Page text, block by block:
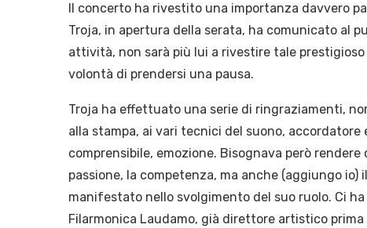
Il concerto ha rivestito una importanza davvero
Troja, in apertura della serata, ha comunicato al
attività, non sarà più lui a rivestire tale
volontà di prendersi una pausa.
Troja ha effettuato una serie di ringraziamenti,
alla stampa, ai vari tecnici del suono,
comprensibile, emozione. Bisognava però
passione, la competenza, ma anche (aggiungo
manifestato nello svolgimento del suo ruolo. Ci
Filarmonica Laudamo, già direttore artistico